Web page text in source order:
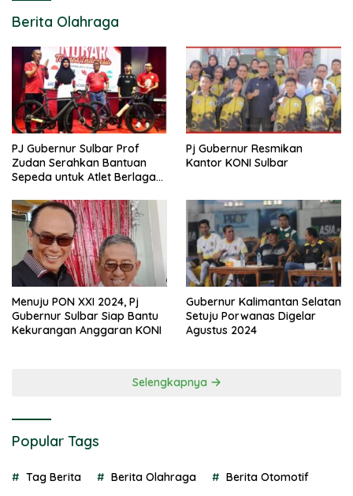
Berita Olahraga
PJ Gubernur Sulbar Prof
Zudan Serahkan Bantuan
Sepeda untuk Atlet Berlaga
Pj Gubernur Resmikan
Kantor KONI Sulbar
Menuju PON XXI 2024, Pj
Gubernur Sulbar Siap Bantu
Kekurangan Anggaran KONI
Gubernur Kalimantan Selatan
Setuju Porwanas Digelar
Agustus 2024
Selengkapnya
Popular Tags
Tag Berita Berita Olahraga Berita Otomotif